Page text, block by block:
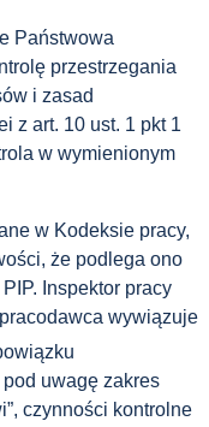
Państwowa
przestrzegania
i zasad
z art. 10 ust. 1 pkt 1
w wymienionym
w Kodeksie pracy,
że podlega ono
Inspektor pracy
wywiązuje
uwagę zakres
czynności kontrolne